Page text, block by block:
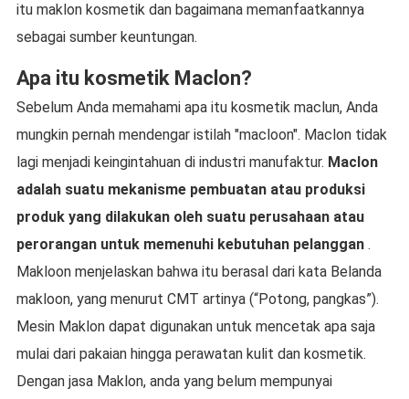
itu maklon kosmetik dan bagaimana memanfaatkannya
sebagai sumber keuntungan.
Apa itu kosmetik Maclon?
Sebelum Anda memahami apa itu kosmetik maclun, Anda
mungkin pernah mendengar istilah "macloon". Maclon tidak
lagi menjadi keingintahuan di industri manufaktur. Maclon
adalah suatu mekanisme pembuatan atau produksi
produk yang dilakukan oleh suatu perusahaan atau
perorangan untuk memenuhi kebutuhan pelanggan.
Makloon menjelaskan bahwa itu berasal dari kata Belanda
makloon, yang menurut CMT artinya (“Potong, pangkas”).
Mesin Maklon dapat digunakan untuk mencetak apa saja
mulai dari pakaian hingga perawatan kulit dan kosmetik.
Dengan jasa Maklon, anda yang belum mempunyai